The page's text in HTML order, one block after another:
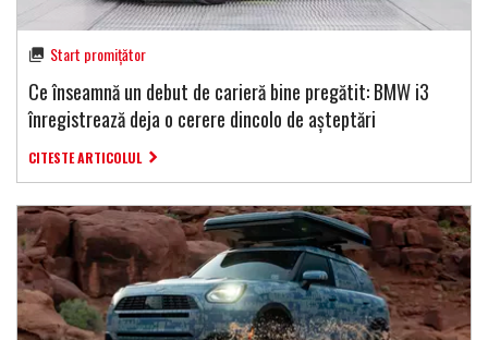
Start promițător
Ce înseamnă un debut de carieră bine pregătit: BMW i3
înregistrează deja o cerere dincolo de așteptări
CITESTE ARTICOLUL